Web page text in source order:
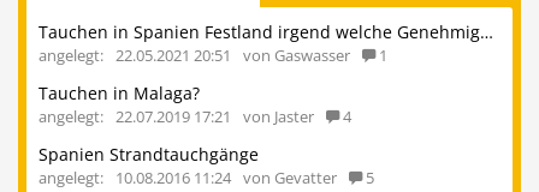
Tauchen in Spanien Festland irgend welche Genehmigungen erforderlich ?
angelegt: 22.05.2021 20:51 von Gaswasser 1
Tauchen in Malaga?
angelegt: 22.07.2019 17:21 von Jaster 4
Spanien Strandtauchgänge
angelegt: 10.08.2016 11:24 von Gevatter 5